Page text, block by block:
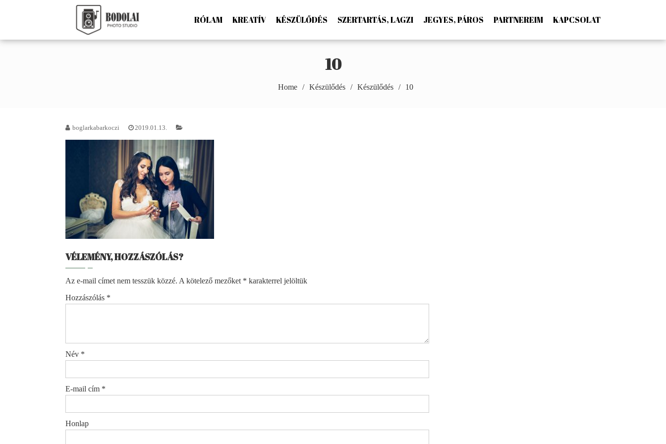
Bodolai Márton Photography
RÓLAM KREATÍV KÉSZÜLŐDÉS SZERTARTÁS, LAGZI JEGYES, PÁROS PARTNEREIM KAPCSOLAT
10
Home Készülődés Készülődés 10
boglarkabarkoczi 2019.01.13.
VÉLEMÉNY, HOZZÁSZÓLÁS?
Az e-mail címet nem tesszük közzé. A kötelező mezőket * karakterrel jelöltük
Hozzászólás *
Név *
E-mail cím *
Honlap